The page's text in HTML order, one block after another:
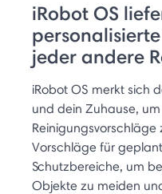
iRobot OS
jeder andere
iRobot OS merkt sich
und dein Zuhause,
Vorschläge für
Schutzbereiche, um
Objekte zu meiden